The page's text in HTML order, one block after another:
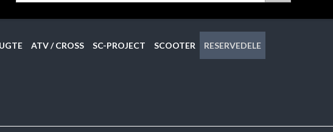
ATV / CROSS SC-PROJECT SCOOTER RESERVEDELE